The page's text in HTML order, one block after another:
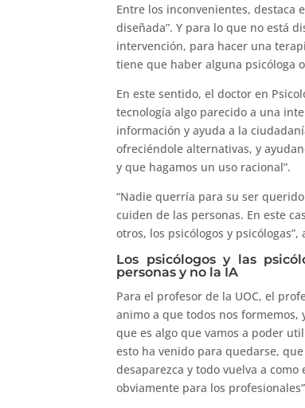
Entre los inconvenientes, destaca
diseñada”. Y para lo que no está
intervención, para hacer una
tiene que haber alguna psicóloga
En este sentido, el doctor en
tecnología algo parecido a una
información y ayuda a la
ofreciéndole alternativas, y
y que hagamos un uso racional”.
“Nadie querría para su ser
cuiden de las personas. En este
otros, los psicólogos y psicólogas”,
Los psicólogos y las
personas y no la IA
Para el profesor de la UOC, el
animo a que todos nos
que es algo que vamos a poder
esto ha venido para quedarse,
desaparezca y todo vuelva a
obviamente para los